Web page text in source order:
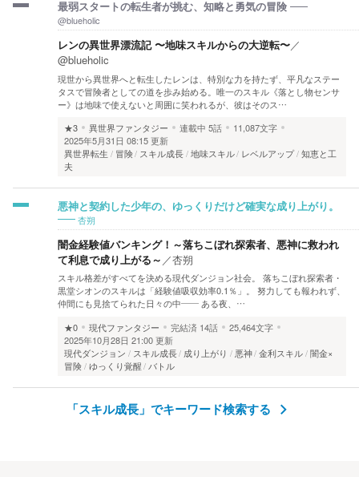
最弱スタートの転生者が挑む、知略と勇気の冒険
@blueholic
レンの異世界漂流記 〜地味スキルからの大逆転〜／
@blueholic
現世から異世界へと転生したレンは、特別な力を持たず、平凡なステー
タスで冒険者としての道を歩み始める。唯一のスキル《落とし物センサ
ー》は地味で使えないと周囲に笑われるが、彼はそのス…
★3
異世界ファンタジー 連載中 5話
11,087文字
2025年5月31日 08:15 更新
異世界転生
冒険 スキル成長 地味スキル レベルアップ 知恵と工
夫
悪神と契約した少年の、ゆっくりだけど確実な成り上がり。
杏朔
闇金経験値バンキング！～落ちこぼれ探索者、悪神に救われ
て利息で成り上がる～ ／杏朔
スキル格差がすべてを決める現代ダンジョン社会。 落ちこぼれ探索者・
黒堂シオンのスキルは「経験値吸収効率0.1％」。 努力しても報われず、
仲間にも見捨てられた日々の中―― ある夜、…
★0
現代ファンタジー 完結済 14話
25,464文字
2025年10月28日 21:00 更新
現代ダンジョン
スキル成長 成り上がり 悪神 金利スキル 闇金×
冒険 ゆっくり覚醒 バトル
「スキル成長」でキーワード検索する